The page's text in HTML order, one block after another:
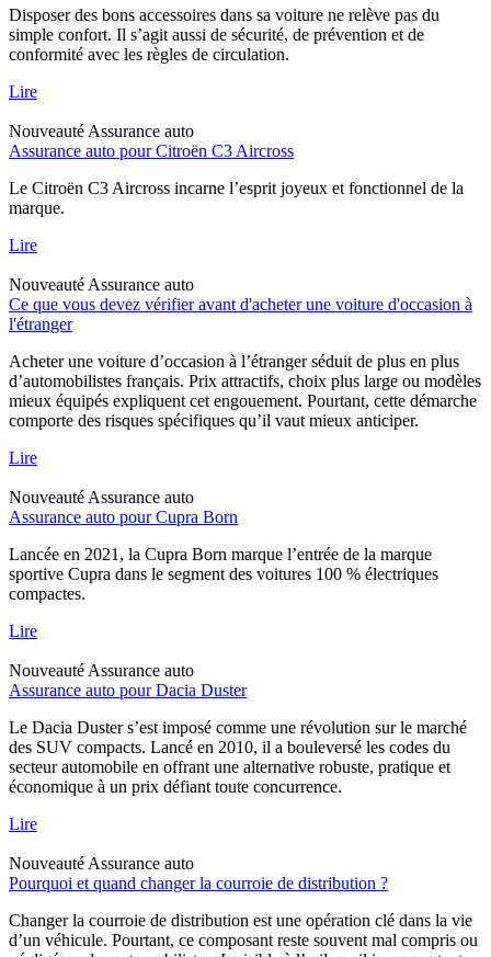
Disposer des bons accessoires dans sa voiture ne relève pas du
simple confort. Il s’agit aussi de sécurité, de prévention et de
conformité avec les règles de circulation.
Lire
Nouveauté Assurance auto
Assurance auto pour Citroën C3 Aircross
Le Citroën C3 Aircross incarne l’esprit joyeux et fonctionnel de la
marque.
Lire
Nouveauté Assurance auto
Ce que vous devez vérifier avant d'acheter une voiture d'occasion à
l'étranger
Acheter une voiture d’occasion à l’étranger séduit de plus en plus
d’automobilistes français. Prix attractifs, choix plus large ou modèles
mieux équipés expliquent cet engouement. Pourtant, cette démarche
comporte des risques spécifiques qu’il vaut mieux anticiper.
Lire
Nouveauté Assurance auto
Assurance auto pour Cupra Born
Lancée en 2021, la Cupra Born marque l’entrée de la marque
sportive Cupra dans le segment des voitures 100 % électriques
compactes.
Lire
Nouveauté Assurance auto
Assurance auto pour Dacia Duster
Le Dacia Duster s’est imposé comme une révolution sur le marché
des SUV compacts. Lancé en 2010, il a bouleversé les codes du
secteur automobile en offrant une alternative robuste, pratique et
économique à un prix défiant toute concurrence.
Lire
Nouveauté Assurance auto
Pourquoi et quand changer la courroie de distribution ?
Changer la courroie de distribution est une opération clé dans la vie
d’un véhicule. Pourtant, ce composant reste souvent mal compris ou